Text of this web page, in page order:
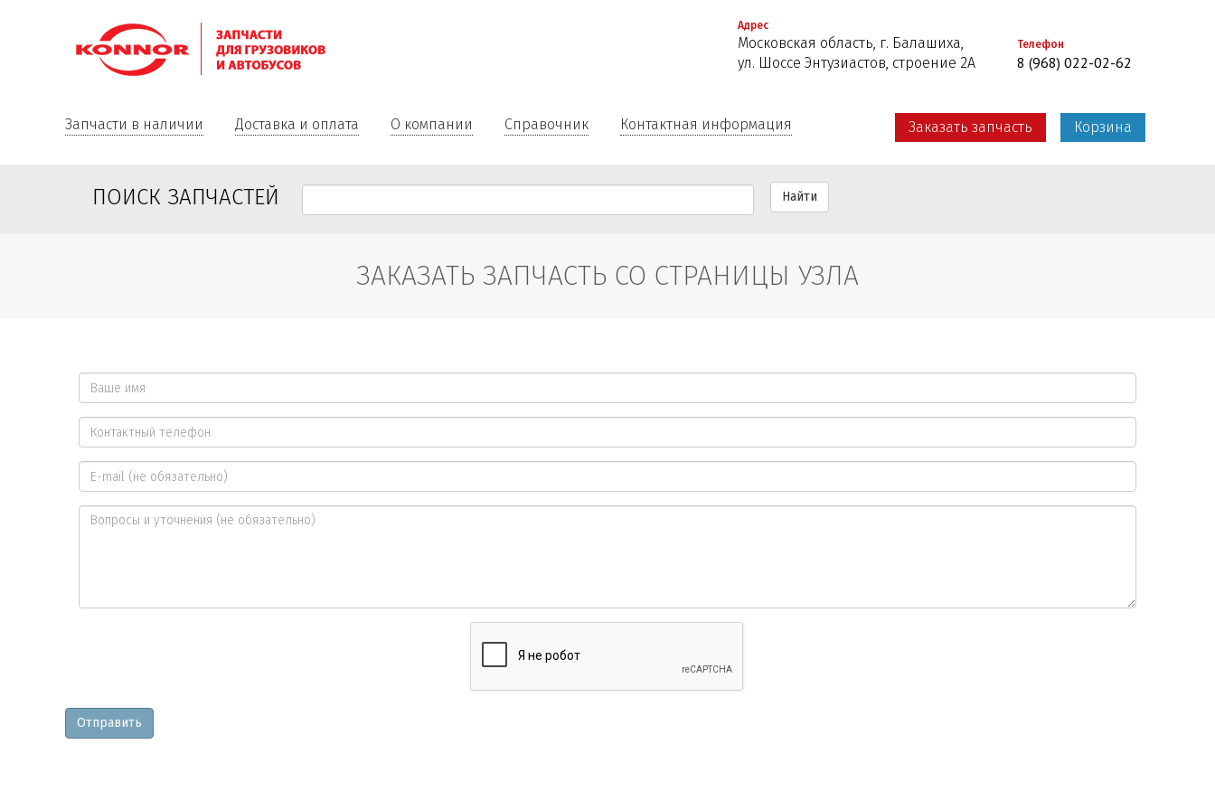
Адрес
Московская область, г. Балашиха,
ул. Шоссе Энтузиастов, строение 2А
Телефон
8 (968) 022-02-62
Запчасти в наличии Доставка и оплата О компании Справочник Контактная информация Заказать запчасть Корзина
ПОИСК ЗАПЧАСТЕЙ Найти
ЗАКАЗАТЬ ЗАПЧАСТЬ СО СТРАНИЦЫ УЗЛА
Ваше
имя
*
Контактный
телефон
*
E-
mail
Отправить